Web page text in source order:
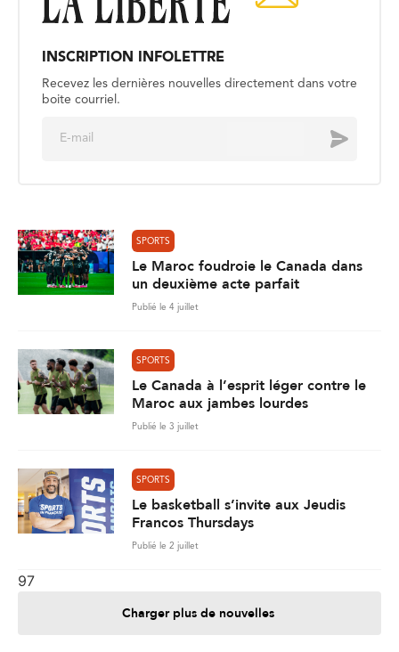
INSCRIPTION INFOLETTRE
Recevez les dernières nouvelles directement dans votre
boite courriel.
Envoyer
SPORTS
Le Maroc foudroie le Canada dans
un deuxième acte parfait
Publié le 4 juillet
SPORTS
Le Canada à l’esprit léger contre le
Maroc aux jambes lourdes
Publié le 3 juillet
SPORTS
Le basketball s’invite aux Jeudis
Francos Thursdays
Publié le 2 juillet
97
Charger plus de nouvelles